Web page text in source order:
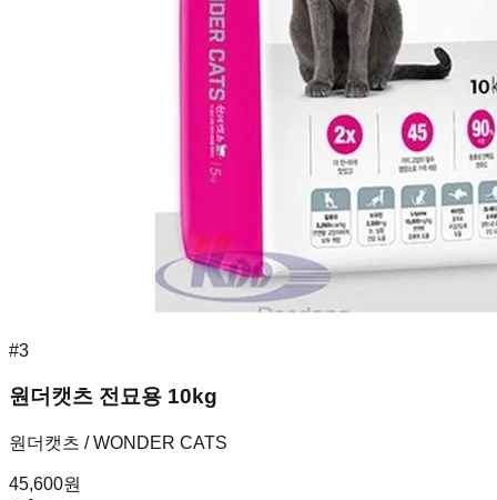
#3
원더캣츠 전묘용 10kg
원더캣츠 / WONDER CATS
45,600원